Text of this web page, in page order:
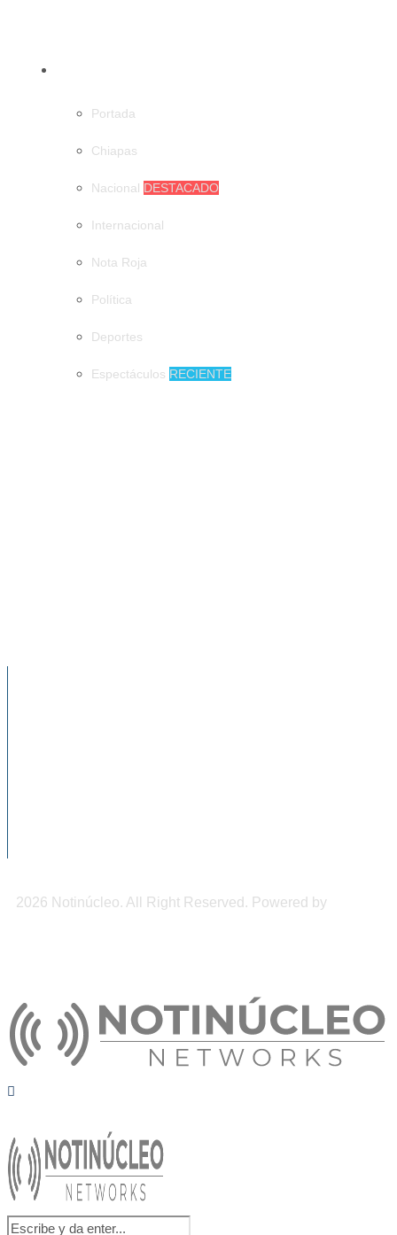
Portada
Chiapas
Nacional DESTACADO
Internacional
Nota Roja
Política
Deportes
Espectáculos RECIENTE
2026 Notinúcleo. All Right Reserved. Powered by